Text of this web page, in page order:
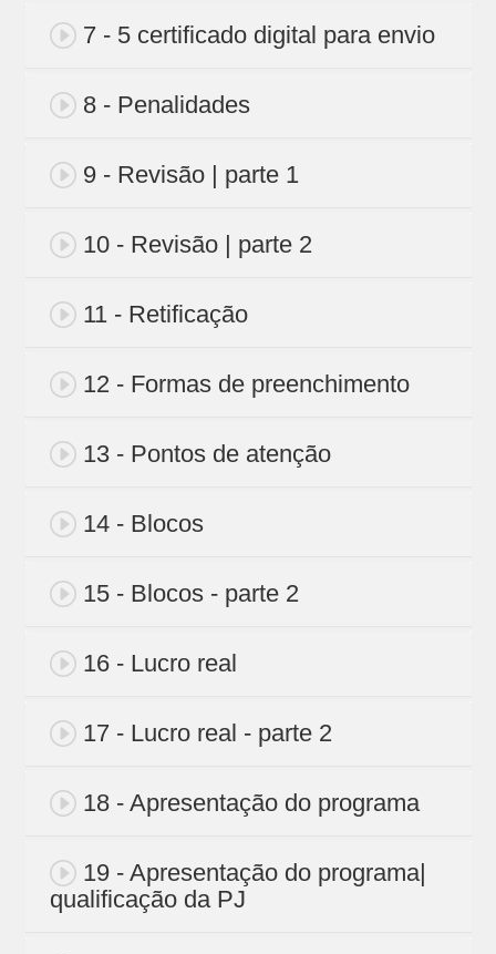
7 - 5 certificado digital para envio
8 - Penalidades
9 - Revisão | parte 1
10 - Revisão | parte 2
11 - Retificação
12 - Formas de preenchimento
13 - Pontos de atenção
14 - Blocos
15 - Blocos - parte 2
16 - Lucro real
17 - Lucro real - parte 2
18 - Apresentação do programa
19 - Apresentação do programa|
qualificação da PJ